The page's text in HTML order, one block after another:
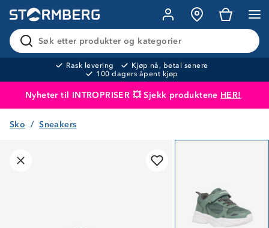
Søk etter produkter og kategorier
Rask levering
Kjøp nå, betal senere
100 dagers åpent kjøp
Nyheter til INTROPRISER 💥 Sjekk produktene HER!
Produktet er lagt i handlekurven
Sko Sneakers